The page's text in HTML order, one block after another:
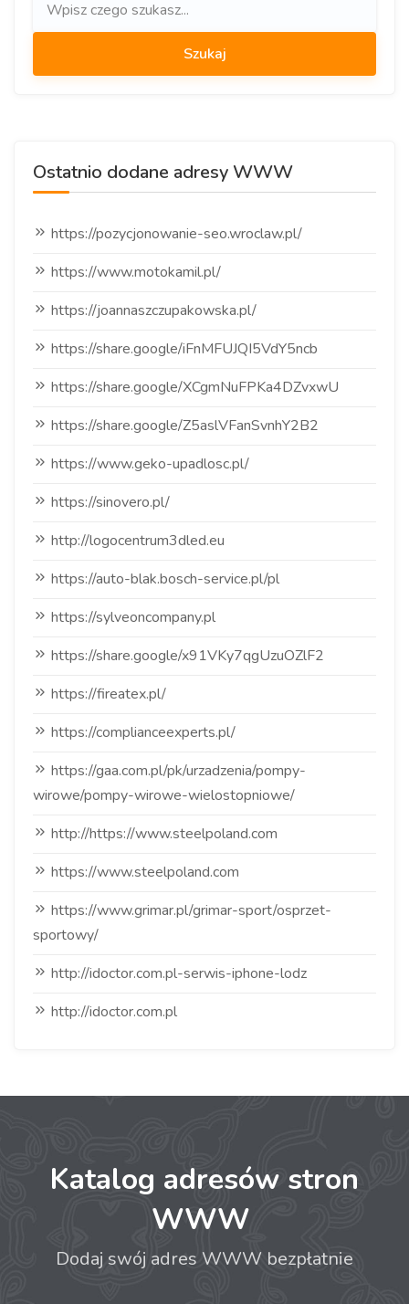
Ostatnio dodane adresy WWW
https://pozycjonowanie-seo.wroclaw.pl/
https://www.motokamil.pl/
https://joannaszczupakowska.pl/
https://share.google/iFnMFUJQI5VdY5ncb
https://share.google/XCgmNuFPKa4DZvxwU
https://share.google/Z5aslVFanSvnhY2B2
https://www.geko-upadlosc.pl/
https://sinovero.pl/
http://logocentrum3dled.eu
https://auto-blak.bosch-service.pl/pl
https://sylveoncompany.pl
https://share.google/x91VKy7qgUzuOZlF2
https://fireatex.pl/
https://complianceexperts.pl/
https://gaa.com.pl/pk/urzadzenia/pompy-
wirowe/pompy-wirowe-wielostopniowe/
http://https://www.steelpoland.com
https://www.steelpoland.com
https://www.grimar.pl/grimar-sport/osprzet-
sportowy/
http://idoctor.com.pl-serwis-iphone-lodz
http://idoctor.com.pl
Katalog adresów stron
WWW
Dodaj swój adres WWW bezpłatnie